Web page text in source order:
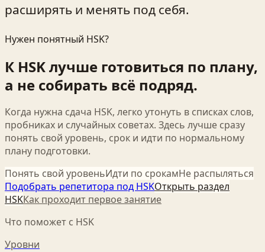
расширять и менять под себя.
Нужен понятный HSK?
К HSK лучше готовиться по плану,
а не собирать всё подряд.
Когда нужна сдача HSK, легко утонуть в списках слов,
пробниках и случайных советах. Здесь лучше сразу
понять свой уровень, срок и идти по нормальному
плану подготовки.
Понять свой уровеньИдти по срокамНе распыляться
Подобрать репетитора под HSKОткрыть раздел
HSKКак проходит первое занятие
Что поможет с HSK
Уровни